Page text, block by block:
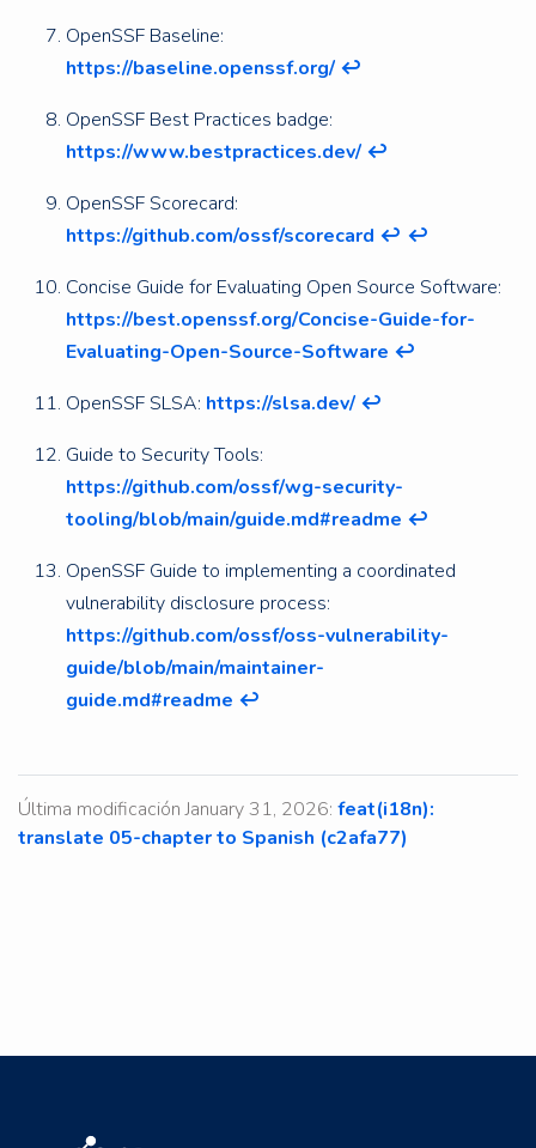
OpenSSF Baseline:
https://baseline.openssf.org/ ↩︎
OpenSSF Best Practices badge:
https://www.bestpractices.dev/ ↩︎
OpenSSF Scorecard:
https://github.com/ossf/scorecard ↩︎ ↩︎
Concise Guide for Evaluating Open Source Software:
https://best.openssf.org/Concise-Guide-for-
Evaluating-Open-Source-Software ↩︎
OpenSSF SLSA: https://slsa.dev/ ↩︎
Guide to Security Tools:
https://github.com/ossf/wg-security-
tooling/blob/main/guide.md#readme ↩︎
OpenSSF Guide to implementing a coordinated
vulnerability disclosure process:
https://github.com/ossf/oss-vulnerability-
guide/blob/main/maintainer-
guide.md#readme ↩︎
Última modificación January 31, 2026: feat(i18n):
translate 05-chapter to Spanish (c2afa77)